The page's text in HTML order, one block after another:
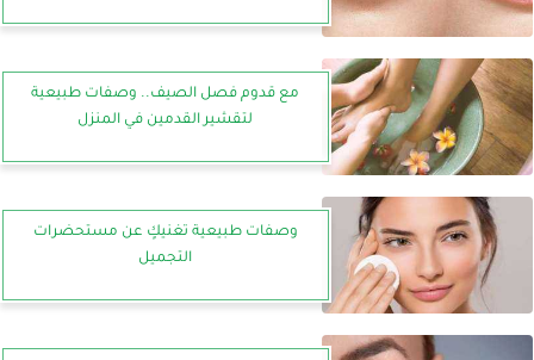
مع قدوم فصل الصيف.. وصفات طبيعية
لتقشير القدمين في المنزل
وصفات طبيعية تغنيكٍ عن مستحضرات
التجميل